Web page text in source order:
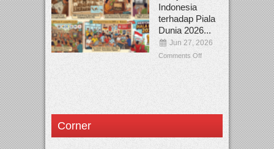
Indonesia
terhadap Piala
Dunia 2026...
Jun 27, 2026
Comments Off
Corner